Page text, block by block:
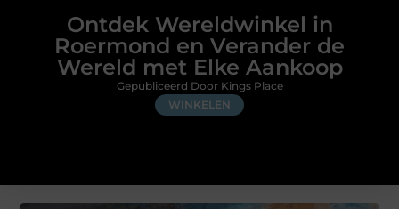
Ontdek Wereldwinkel in
Roermond en Verander de
Wereld met Elke Aankoop
WINKELEN
Gepubliceerd Door Kings Place